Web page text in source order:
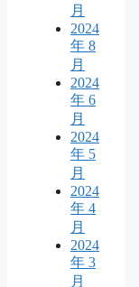
月
2024
年 8
月
2024
年 6
月
2024
年 5
月
2024
年 4
月
2024
年 3
月